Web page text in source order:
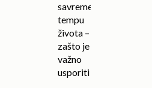
savremenom
tempu
života –
zašto je
važno
usporiti